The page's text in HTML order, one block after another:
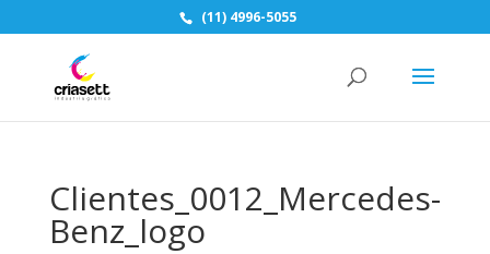
(11) 4996-5055
Clientes_0012_Mercedes-
Benz_logo